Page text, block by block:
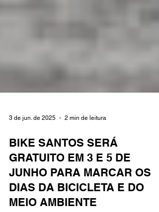
BIKE SANTOS SERÁ
GRATUITO EM 3 E 5 DE
JUNHO PARA MARCAR OS
DIAS DA BICICLETA E DO